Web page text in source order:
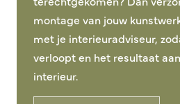
montage van jouw
met je interieuradviseur,
verloopt en het resultaat
interieur.